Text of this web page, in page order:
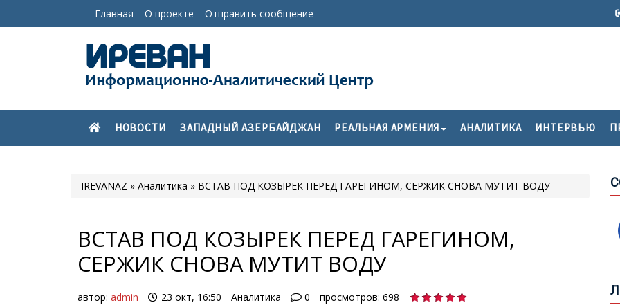
Главная О проекте Отправить сообщение
НОВОСТИ ЗАПАДНЫЙ АЗЕРБАЙДЖАН РЕАЛЬНАЯ АРМЕНИЯ АНАЛИТИКА ИНТЕРВЬЮ
IREVANAZ » Аналитика » ВСТАВ ПОД КОЗЫРЕК ПЕРЕД ГАРЕГИНОМ, СЕРЖИК СНОВА МУТИТ ВОДУ
ВСТАВ ПОД КОЗЫРЕК ПЕРЕД ГАРЕГИНОМ,
СЕРЖИК СНОВА МУТИТ ВОДУ
автор: admin 23 окт, 16:50 Аналитика 0 просмотров: 698